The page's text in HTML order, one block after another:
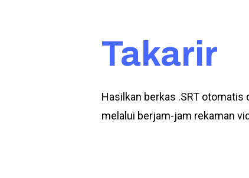
Takarir
Hasilkan berkas .SRT otomatis
melalui berjam-jam rekaman